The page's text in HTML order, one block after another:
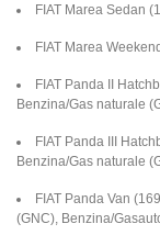
FIAT Marea Sedan
FIAT Marea
FIAT Panda II
Benzina/Gas naturale
FIAT Panda III
Benzina/Gas naturale
FIAT Panda Van
(GNC), Benzina/